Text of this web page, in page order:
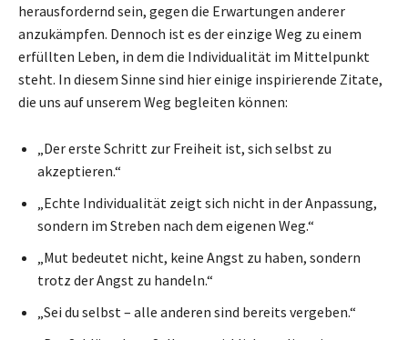
herausfordernd sein, gegen die Erwartungen anderer
anzukämpfen. Dennoch ist es der einzige Weg zu einem
erfüllten Leben, in dem die Individualität im Mittelpunkt
steht. In diesem Sinne sind hier einige inspirierende Zitate,
die uns auf unserem Weg begleiten können:
„Der erste Schritt zur Freiheit ist, sich selbst zu
akzeptieren.“
„Echte Individualität zeigt sich nicht in der Anpassung,
sondern im Streben nach dem eigenen Weg.“
„Mut bedeutet nicht, keine Angst zu haben, sondern
trotz der Angst zu handeln.“
„Sei du selbst – alle anderen sind bereits vergeben.“